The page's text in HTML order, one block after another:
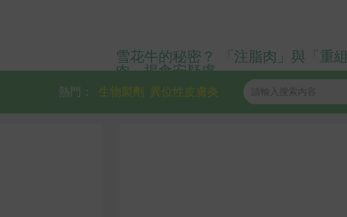
雪花牛的秘密？ 「注脂肉」與「重
肉」揭食安疑慮
異位性皮膚炎
生物製劑
熱門：